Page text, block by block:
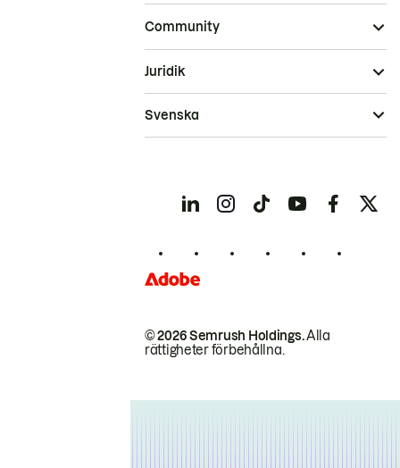
Community
© 2026 Semrush Holdings.Alla
rättigheter förbehållna.
Juridik
Svenska